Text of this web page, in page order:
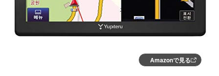
Amazonで見る